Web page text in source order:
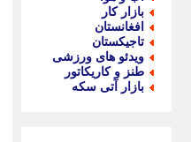
بازار کار
افغانستان
تاجیکستان
ویدئو های ورزشی
طنز و کاریکاتور
بازار آتی سکه